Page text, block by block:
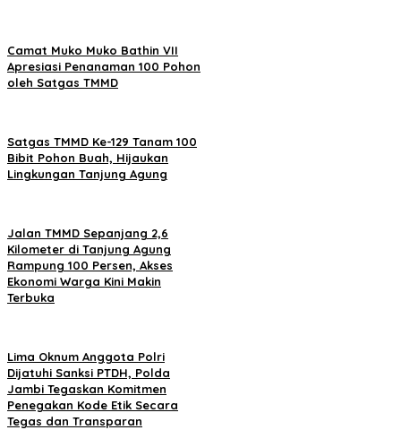
Camat Muko Muko Bathin VII
Apresiasi Penanaman 100 Pohon
oleh Satgas TMMD
Satgas TMMD Ke-129 Tanam 100
Bibit Pohon Buah, Hijaukan
Lingkungan Tanjung Agung
Jalan TMMD Sepanjang 2,6
Kilometer di Tanjung Agung
Rampung 100 Persen, Akses
Ekonomi Warga Kini Makin
Terbuka
Lima Oknum Anggota Polri
Dijatuhi Sanksi PTDH, Polda
Jambi Tegaskan Komitmen
Penegakan Kode Etik Secara
Tegas dan Transparan